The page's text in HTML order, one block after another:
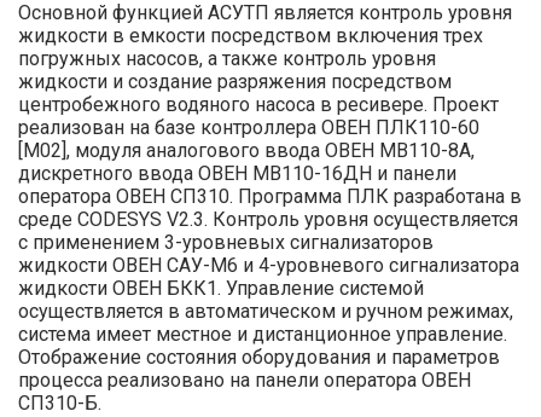
Основной функцией АСУТП является контроль уровня
жидкости в емкости посредством включения трех
погружных насосов, а также контроль уровня
жидкости и создание разряжения посредством
центробежного водяного насоса в ресивере. Проект
реализован на базе контроллера ОВЕН ПЛК110-60
[М02], модуля аналогового ввода ОВЕН МВ110-8А,
дискретного ввода ОВЕН МВ110-16ДН и панели
оператора ОВЕН СП310. Программа ПЛК разработана в
среде CODESYS V2.3. Контроль уровня осуществляется
с применением 3-уровневых сигнализаторов
жидкости ОВЕН САУ-М6 и 4-уровневого сигнализатора
жидкости ОВЕН БКК1. Управление системой
осуществляется в автоматическом и ручном режимах,
система имеет местное и дистанционное управление.
Отображение состояния оборудования и параметров
процесса реализовано на панели оператора ОВЕН
СП310-Б.